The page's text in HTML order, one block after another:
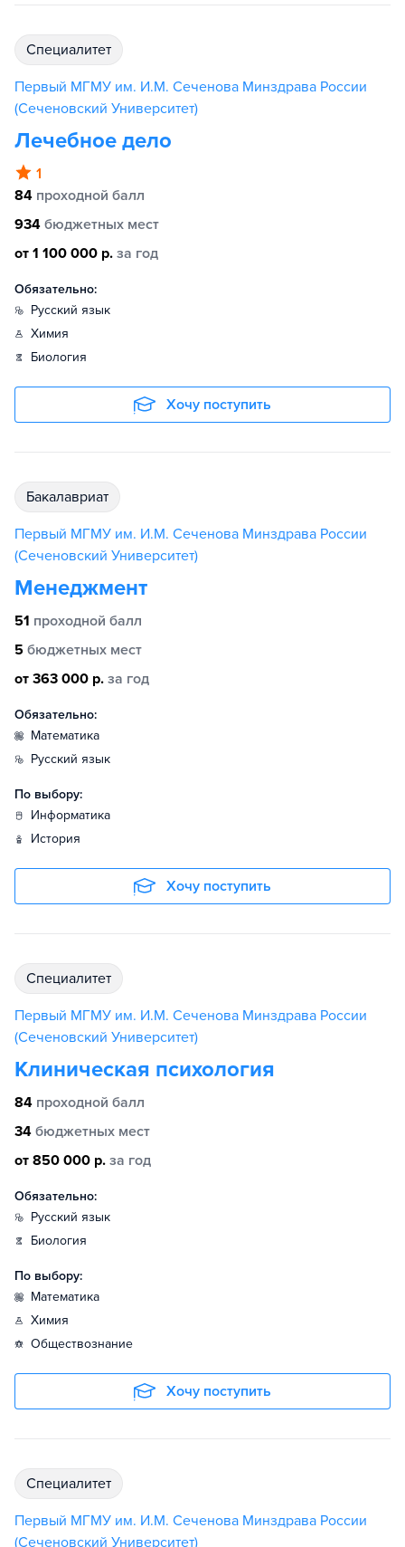
специалитет
Первый МГМУ им. И.М. Сеченова Минздрава России
(Сеченовский Университет)
Лечебное дело
1
84 проходной балл
934 бюджетных мест
от 1 100 000 р. за год
Обязательно:
русский язык
химия
биология
Хочу поступить
бакалавриат
Первый МГМУ им. И.М. Сеченова Минздрава России
(Сеченовский Университет)
Менеджмент
51 проходной балл
5 бюджетных мест
от 363 000 р. за год
Обязательно:
математика
русский язык
По выбору:
информатика
история
Хочу поступить
специалитет
Первый МГМУ им. И.М. Сеченова Минздрава России
(Сеченовский Университет)
Клиническая психология
84 проходной балл
34 бюджетных мест
от 850 000 р. за год
Обязательно:
русский язык
биология
По выбору:
математика
химия
обществознание
Хочу поступить
специалитет
Первый МГМУ им. И.М. Сеченова Минздрава России
(Сеченовский Университет)